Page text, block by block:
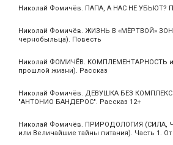
Николай Фомичёв. ПАПА, А НАС НЕ УБЬЮТ?
Николай Фомичёв. ЖИЗНЬ В «МЁРТВОЙ»
чернобыльца). Повесть
Николай ФОМИЧЁВ. КОМПЛЕМЕНТАРНОСТЬ и
прошлой жизни). Рассказ
Николай Фомичёв. ДЕВУШКА БЕЗ
"АНТОНИО БАНДЕРОС". Рассказ 12+
Николай Фомичёв. ПРИРОДОЛОГИЯ (СИЛА,
или Величайшие тайны питания). Часть 1.